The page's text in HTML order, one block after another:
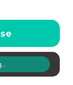
se